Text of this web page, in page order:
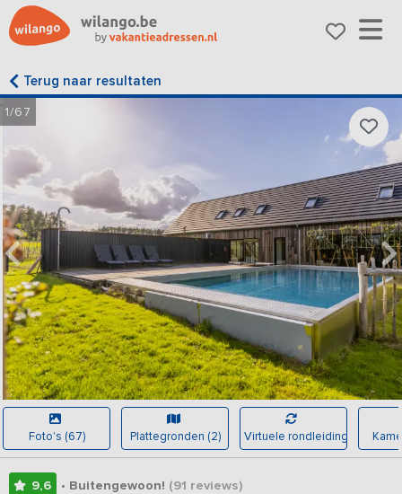
Terug naar resultaten
1/67
Foto's (67) Plattegronden (2) Virtuele rondleiding
9,6 • Buitengewoon! (91 reviews)